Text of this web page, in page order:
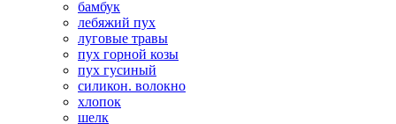
бамбук
лебяжий пух
луговые травы
пух горной козы
пух гусиный
силикон. волокно
хлопок
шелк